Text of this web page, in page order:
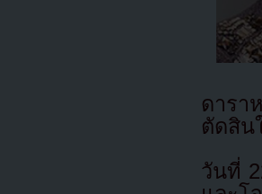
ดาร
ตัดสิน
วันที่